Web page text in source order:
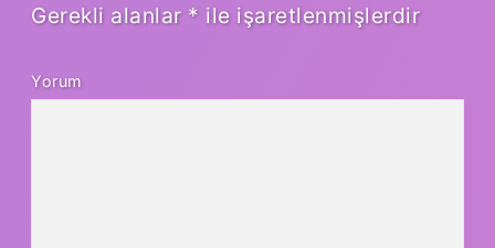
Gerekli alanlar * ile işaretlenmişlerdir
Yorum